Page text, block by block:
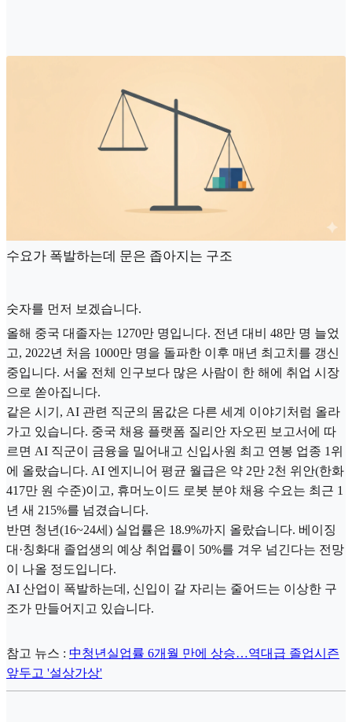
수요가 폭발하는데 문은 좁아지는 구조
숫자를 먼저 보겠습니다.
올해 중국 대졸자는 1270만 명입니다. 전년 대비 48만 명 늘었
고, 2022년 처음 1000만 명을 돌파한 이후 매년 최고치를 갱신
중입니다. 서울 전체 인구보다 많은 사람이 한 해에 취업 시장
으로 쏟아집니다.
같은 시기, AI 관련 직군의 몸값은 다른 세계 이야기처럼 올라
가고 있습니다. 중국 채용 플랫폼 질리안 자오핀 보고서에 따
르면 AI 직군이 금융을 밀어내고 신입사원 최고 연봉 업종 1위
에 올랐습니다. AI 엔지니어 평균 월급은 약 2만 2천 위안(한화
417만 원 수준)이고, 휴머노이드 로봇 분야 채용 수요는 최근 1
년 새 215%를 넘겼습니다.
반면 청년(16~24세) 실업률은 18.9%까지 올랐습니다. 베이징
대·칭화대 졸업생의 예상 취업률이 50%를 겨우 넘긴다는 전망
이 나올 정도입니다.
AI 산업이 폭발하는데, 신입이 갈 자리는 줄어드는 이상한 구
조가 만들어지고 있습니다.
참고 뉴스 : 中청년실업률 6개월 만에 상승…역대급 졸업시즌
앞두고 '설상가상'